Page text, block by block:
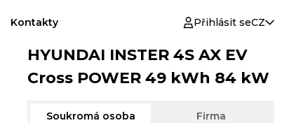
Kontakty Přihlásit seCZ
HYUNDAI INSTER 4S AX EV
Cross POWER 49 kWh 84 kW
Soukromá osoba Firma